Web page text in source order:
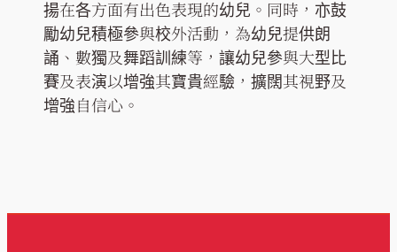
揚在各方面有出色表現的幼兒。同時，亦鼓
勵幼兒積極參與校外活動，為幼兒提供朗
誦、數獨及舞蹈訓練等，讓幼兒參與大型比
賽及表演以增強其寶貴經驗，擴闊其視野及
增強自信心。